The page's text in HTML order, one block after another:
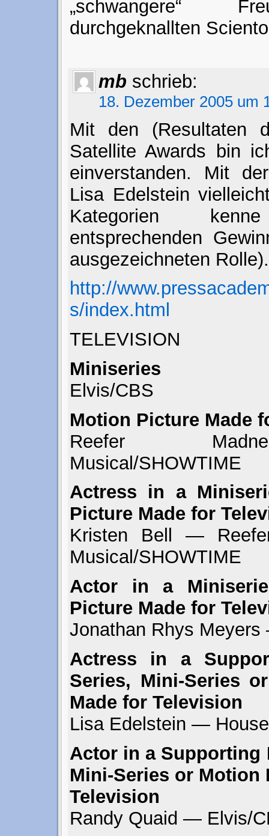
„schwangere“
durchgeknallten
mb schrieb:
18. Dezember 2005 um
Mit den (Resultaten
Satellite Awards bin
einverstanden. Mit
Lisa Edelstein
Kategorien
entsprechenden
ausgezeichneten Rolle).
http://
s/index.html
TELEVISION
Miniseries
Elvis/CBS
Motion Picture Made
Reefer
Musical/SHOWTIME
Actress in a
Picture Made for
Kristen Bell —
Musical/SHOWTIME
Actor in a
Picture Made for
Jonathan Rhys
Actress in a
Series, Mini-Series
Made for Television
Lisa Edelstein —
Actor in a Supporting
Mini-Series or Motion
Television
Randy Quaid — Elvis/